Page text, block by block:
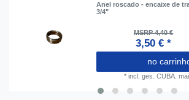
Anel roscado - encaixe de
3/4"
MSRP 4,40 €
3,50 € *
no
* incl. ges. CUBA.